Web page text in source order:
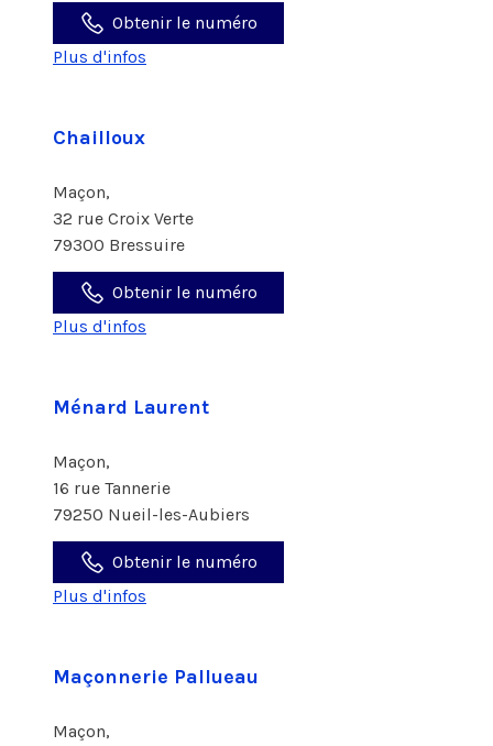
Obtenir le numéro
Plus d'infos
Chailloux
Maçon,
32 rue Croix Verte
79300 Bressuire
Obtenir le numéro
Plus d'infos
Ménard Laurent
Maçon,
16 rue Tannerie
79250 Nueil-les-Aubiers
Obtenir le numéro
Plus d'infos
Maçonnerie Pallueau
Maçon,